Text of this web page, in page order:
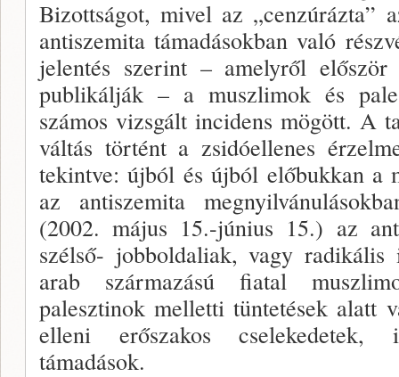
Bizottságot, mivel az „cenzúrázta”
antiszemita támadásokban való
jelentés szerint – amelyről
publikálják – a muszlimok és
számos vizsgált incidens mögött. A
váltás történt a zsidóellenes
tekintve: újból és újból előbukkan a
az antiszemita
(2002. május 15.-június 15.) az
szélső- jobboldaliak, vagy radikális
arab származású fiatal
palesztinok melletti tüntetések alatt
elleni erőszakos cselekedetek,
támadások.